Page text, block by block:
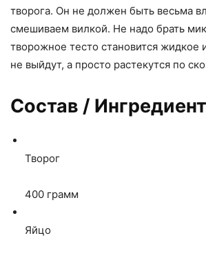
творога. Он не должен быть весьма
смешиваем вилкой. Не надо брать
творожное тесто становится жидкое
не выйдут, а просто растекутся по
Состав /
Творог
400 грамм
Яйцо